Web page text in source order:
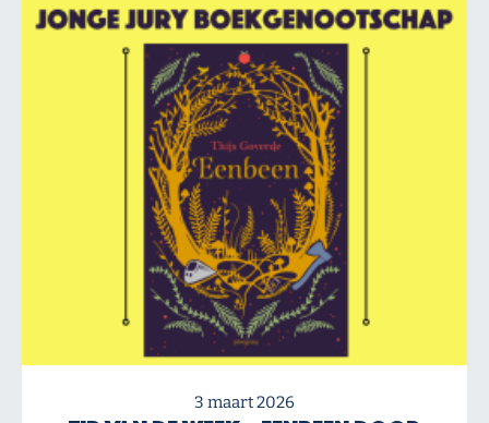
3 maart 2026